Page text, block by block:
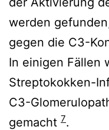
werden
gegen die C3-
In einigen Fällen
Streptokokken-
C3-
gemacht 7.